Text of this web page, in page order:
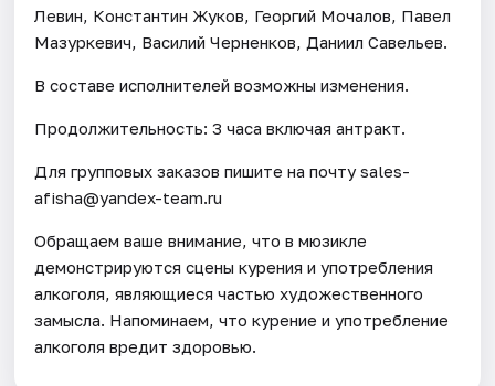
Левин, Константин Жуков, Георгий Мочалов, Павел
Мазуркевич, Василий Черненков, Даниил Савельев.
В составе исполнителей возможны изменения.
Продолжительность: 3 часа включая антракт.
Для групповых заказов пишите на почту sales-
afisha@yandex-team.ru
Обращаем ваше внимание, что в мюзикле
демонстрируются сцены курения и употребления
алкоголя, являющиеся частью художественного
замысла. Напоминаем, что курение и употребление
алкоголя вредит здоровью.